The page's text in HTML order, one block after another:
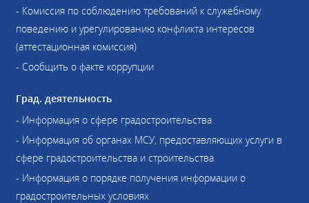
- Комиссия по соблюдению требований к служебному
поведению и урегулированию конфликта интересов
(аттестационная комиссия)
- Сообщить о факте коррупции
Град. деятельность
- Информация о сфере градостроительства
- Информация об органах МСУ, предоставляющих услуги в
сфере градостроительства и строительства
- Информация о порядке получения информации о
градостроительных условиях